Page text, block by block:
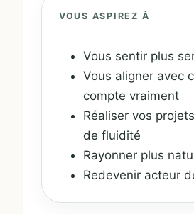
VOUS ASPIREZ À
Vous sentir plus
Vous aligner avec
compte vraiment
Réaliser vos
de fluidité
Rayonner plus
Redevenir acteur